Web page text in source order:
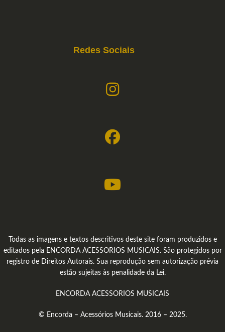
Redes Sociais
Todas as imagens e textos descritivos deste site foram produzidos e
editados pela ENCORDA ACESSORIOS MUSICAIS. São protegidos por
registro de Direitos Autorais. Sua reprodução sem autorização prévia
estão sujeitas às penalidade da Lei.
ENCORDA ACESSORIOS MUSICAIS
© Encorda – Acessórios Musicais. 2016 – 2025.